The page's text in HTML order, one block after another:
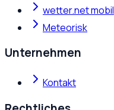
wetter.net mobil
Meteorisk
Unternehmen
Kontakt